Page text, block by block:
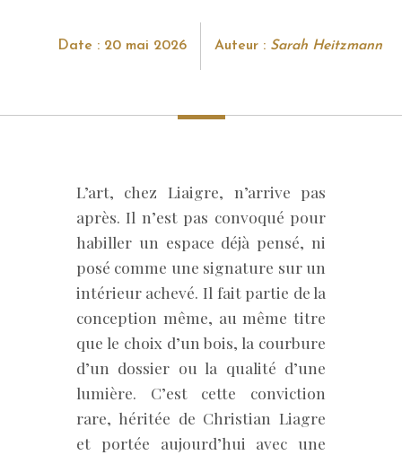
Date : 20 mai 2026 Auteur : Sarah Heitzmann
L’art, chez Liaigre, n’arrive pas
après. Il n’est pas convoqué pour
habiller un espace déjà pensé, ni
posé comme une signature sur un
intérieur achevé. Il fait partie de la
conception même, au même titre
que le choix d’un bois, la courbure
d’un dossier ou la qualité d’une
lumière. C’est cette conviction
rare, héritée de Christian Liagre
et portée aujourd’hui avec une